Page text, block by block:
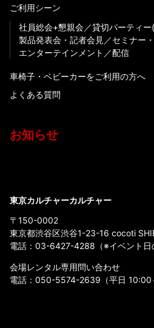
ご利用シーン
社員総会+懇親会
貸切パーティ
製品発表会・記者会見
セミナー
エンターテインメント
配信
車椅子・ベビーカーをご利用の方へ
よくある質問
お知らせ
東京カルチャーカルチャー
〒150-0002
東京都渋谷区渋谷1-23-16 cocoti
電話： 03-6427-4288 （※イベント
会場レンタル専用問い合わせ
電話： 050-5574-2639 （平日 10:00